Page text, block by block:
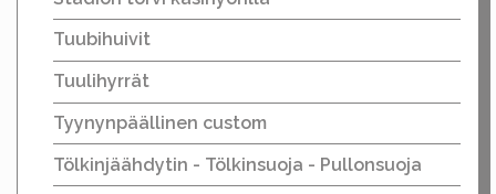
Tuubihuivit
Tuulihyrrät
Tyynynpäällinen custom
Tölkinjäähdytin - Tölkinsuoja - Pullonsuoja